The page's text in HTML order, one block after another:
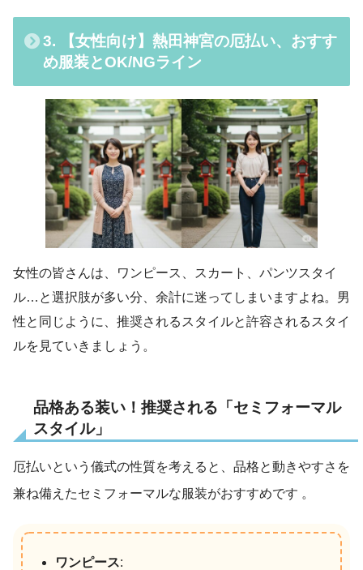
3. 【女性向け】熱田神宮の厄払い、おすす
め服装とOK/NGライン
女性の皆さんは、ワンピース、スカート、パンツスタイ
ル…と選択肢が多い分、余計に迷ってしまいますよね。男
性と同じように、推奨されるスタイルと許容されるスタイ
ルを見ていきましょう。
品格ある装い！推奨される「セミフォーマル
スタイル」
厄払いという儀式の性質を考えると、品格と動きやすさを
兼ね備えたセミフォーマルな服装がおすすめです 。
ワンピース: